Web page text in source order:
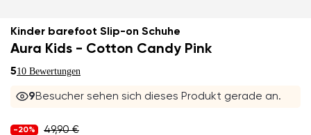
Kinder barefoot Slip-on Schuhe
Aura Kids - Cotton Candy Pink
510 Bewertungen
9Besucher sehen sich dieses Produkt gerade an.
-20% 49,90 €